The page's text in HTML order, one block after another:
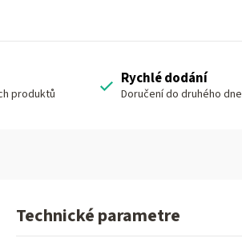
produktů
Rychlé dodání
Doručení do druhého dne
Technické parametre